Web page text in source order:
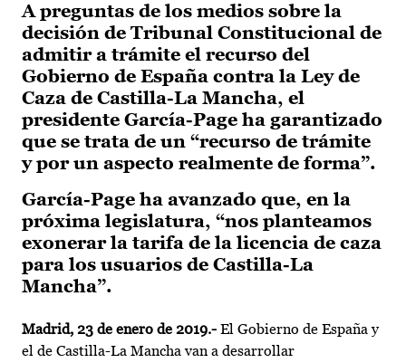
A preguntas de los medios sobre la
decisión de Tribunal Constitucional de
admitir a trámite el recurso del
Gobierno de España contra la Ley de
Caza de Castilla-La Mancha, el
presidente García-Page ha garantizado
que se trata de un “recurso de trámite
y por un aspecto realmente de forma”.
García-Page ha avanzado que, en la
próxima legislatura, “nos planteamos
exonerar la tarifa de la licencia de caza
para los usuarios de Castilla-La
Mancha”.
Madrid, 23 de enero de 2019.- El Gobierno de España y
el de Castilla-La Mancha van a desarrollar